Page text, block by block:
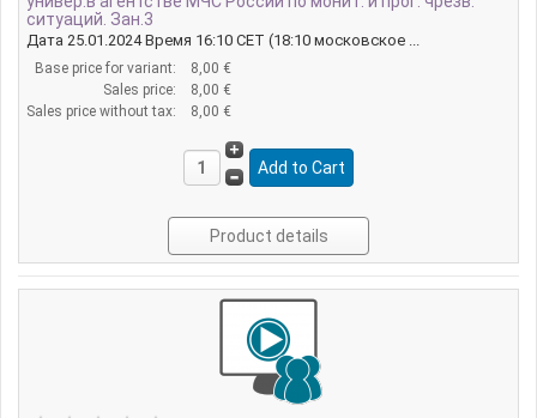
ситуаций. Зан.3
Дата 25.01.2024 Время 16:10 CET (18:10 московское ...
Base price for variant:
8,00 €
Sales price:
8,00 €
Sales price without tax:
8,00 €
Product details